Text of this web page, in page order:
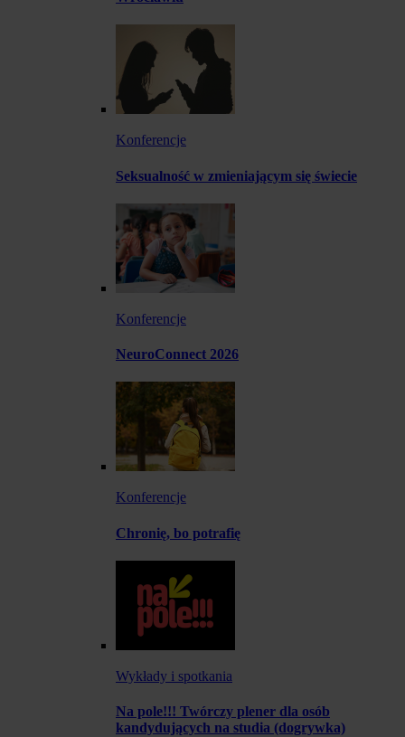
Konferencje
Seksualność w zmieniającym się świecie
Konferencje
NeuroConnect 2026
Konferencje
Chronię, bo potrafię
Wykłady i spotkania
Na pole!!! Twórczy plener dla osób
kandydujących na studia (dogrywka)